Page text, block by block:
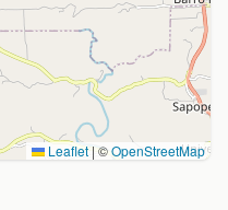
Leaflet |©OpenStreetMap